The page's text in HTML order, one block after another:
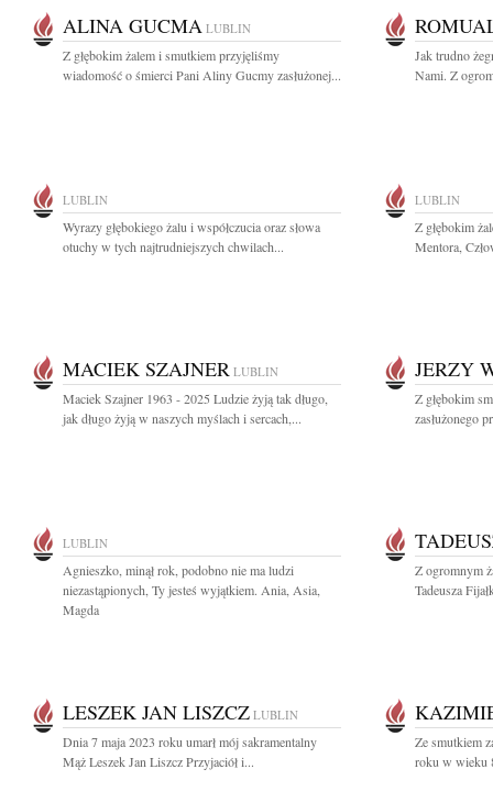
ALINA GUCMA LUBLIN
Z głębokim żalem i smutkiem przyjęliśmy
wiadomość o śmierci Pani Aliny Gucmy zasłużonej...
Jak trudno
Nami. Z
LUBLIN
Wyrazy głębokiego żalu i współczucia oraz słowa
otuchy w tych najtrudniejszych chwilach...
LUBLIN
Z głębokim
Mentora,
MACIEK SZAJNER LUBLIN
Maciek Szajner 1963 - 2025 Ludzie żyją tak długo,
jak długo żyją w naszych myślach i sercach,...
JERZY
Z głębokim
zasłużonego
LUBLIN
Agnieszko, minął rok, podobno nie ma ludzi
niezastąpionych, Ty jesteś wyjątkiem. Ania, Asia,
Magda
Z ogromnym
Tadeusza
LESZEK JAN LISZCZ LUBLIN
Dnia 7 maja 2023 roku umarł mój sakramentalny
Mąż Leszek Jan Liszcz Przyjaciół i...
Ze smutkiem
roku w wieku